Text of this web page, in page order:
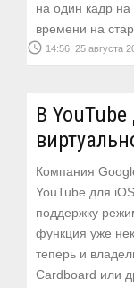
на один кадр
времени на
access_time 14:56; 25 августа
В
Компания
YouTube для
поддержку
функция уже
теперь и
Cardboard или